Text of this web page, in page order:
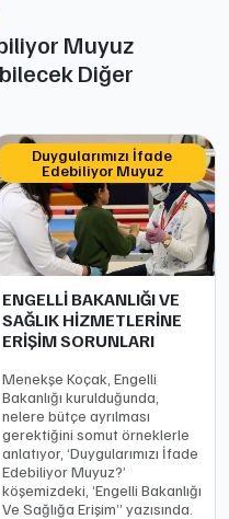
Muyuz
Diğer
Duygularımızı İfade
Edebiliyor Muyuz
ENGELLİ BAKANLIĞI VE
SAĞLIK HİZMETLERİNE
ERİŞİM SORUNLARI
Menekşe Koçak, Engelli
Bakanlığı kurulduğunda,
nelere bütçe ayrılması
gerektiğini somut örneklerle
anlatıyor, ‘Duygularımızı İfade
Edebiliyor Muyuz?’
köşemizdeki, ‘Engelli Bakanlığı
Ve Sağlığa Erişim’’ yazısında.